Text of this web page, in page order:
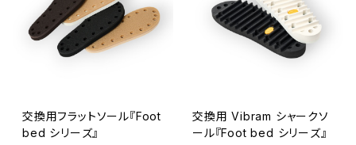
交換用フラットソール『Foot
bed シリーズ』
交換用 Vibram シャークソ
ール『Foot bed シリーズ』